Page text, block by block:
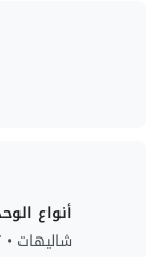
أنواع
شاليهات